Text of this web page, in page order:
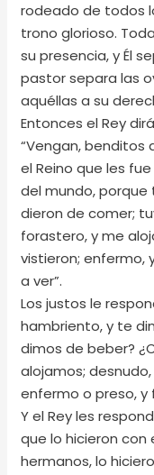
rodeado de todos
trono glorioso.
su presencia, y Él
pastor separa las
aquéllas a su
Entonces el Rey
“Vengan, benditos
el Reino que les
del mundo,
dieron de comer;
forastero, y me
vistieron; enfermo,
a ver”.
Los justos le
hambriento, y te
dimos de beber?
alojamos;
enfermo o preso, y
Y el Rey les
que lo hicieron con
hermanos, lo